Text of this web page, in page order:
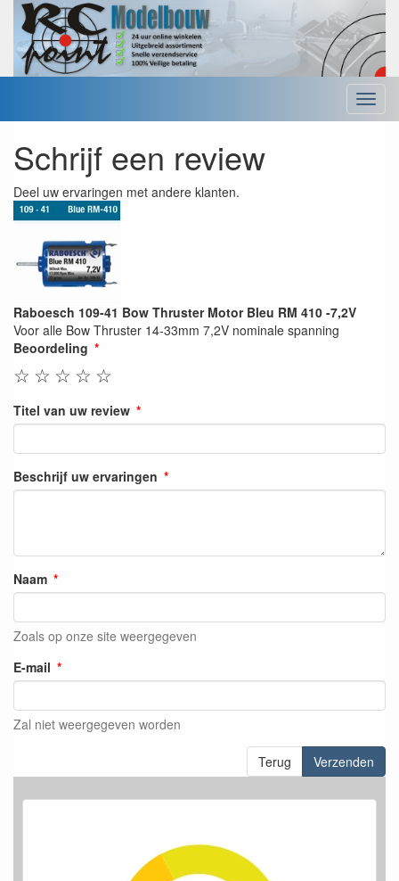
Menu
Schrijf een review
Deel uw ervaringen met andere klanten.
Raboesch 109-41 Bow Thruster Motor Bleu RM 410 -7,2V
Voor alle Bow Thruster 14-33mm 7,2V nominale spanning
Beoordeling
☆
☆
☆
☆
☆
Titel van uw review
Beschrijf uw ervaringen
Naam
Zoals op onze site weergegeven
E-mail
Zal niet weergegeven worden
Terug Verzenden